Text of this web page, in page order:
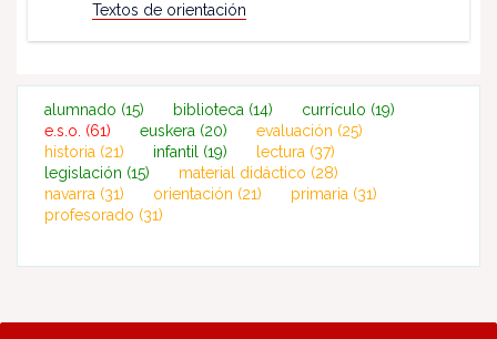
Textos de orientación
alumnado (15) biblioteca (14) currículo (19)
e.s.o. (61) euskera (20) evaluación (25)
historia (21) infantil (19) lectura (37)
legislación (15) material didáctico (28)
navarra (31) orientación (21) primaria (31)
profesorado (31)